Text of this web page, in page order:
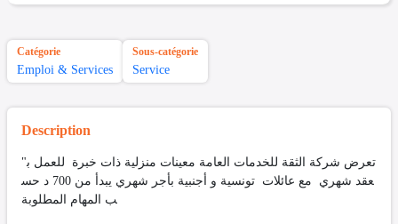
Catégorie
Emploi & Services
Sous-catégorie
Service
Description
"تعرض شركة الثقة للخدمات العامة معينات منزلية ذات خبرة للعمل ب
عقد شهري مع عائلات تونسية و أجنبية بأجر شهري يبدأ من 700 د حس